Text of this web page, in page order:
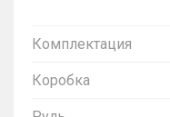
Комплектация
Коробка